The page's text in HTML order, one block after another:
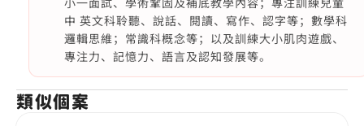
中 英文科聆聽、說話、閱讀、寫作、認字等；數學科
邏輯思維；常識科概念等；以及訓練大小肌肉遊戲、
專注力、記憶力、語言及認知發展等。
類似個案